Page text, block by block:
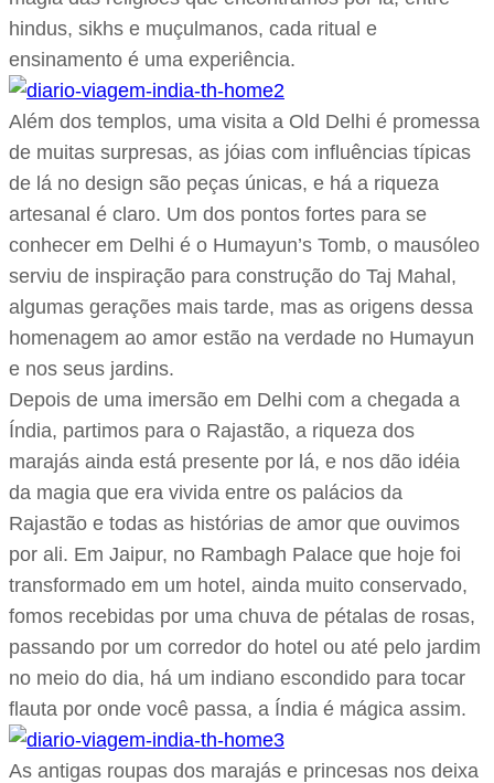
hindus, sikhs e muçulmanos, cada ritual e
ensinamento é uma experiência.
Além dos templos, uma visita a Old Delhi é promessa
de muitas surpresas, as jóias com influências típicas
de lá no design são peças únicas, e há a riqueza
artesanal é claro. Um dos pontos fortes para se
conhecer em Delhi é o Humayun’s Tomb, o mausóleo
serviu de inspiração para construção do Taj Mahal,
algumas gerações mais tarde, mas as origens dessa
homenagem ao amor estão na verdade no Humayun
e nos seus jardins.
Depois de uma imersão em Delhi com a chegada a
Índia, partimos para o Rajastão, a riqueza dos
marajás ainda está presente por lá, e nos dão idéia
da magia que era vivida entre os palácios da
Rajastão e todas as histórias de amor que ouvimos
por ali. Em Jaipur, no Rambagh Palace que hoje foi
transformado em um hotel, ainda muito conservado,
fomos recebidas por uma chuva de pétalas de rosas,
passando por um corredor do hotel ou até pelo jardim
no meio do dia, há um indiano escondido para tocar
flauta por onde você passa, a Índia é mágica assim.
As antigas roupas dos marajás e princesas nos deixa